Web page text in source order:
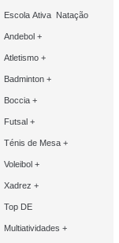
Escola Ativa Natação
Andebol +
Atletismo +
Badminton +
Boccia +
Futsal +
Ténis de Mesa +
Voleibol +
Xadrez +
Top DE
Multiatividades +